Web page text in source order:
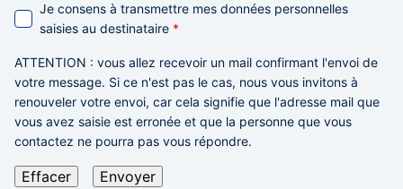
Je consens à transmettre mes données personnelles
saisies au destinataire *
ATTENTION : vous allez recevoir un mail confirmant l'envoi de
votre message. Si ce n'est pas le cas, nous vous invitons à
renouveler votre envoi, car cela signifie que l'adresse mail que
vous avez saisie est erronée et que la personne que vous
contactez ne pourra pas vous répondre.